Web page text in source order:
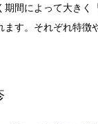
期間によって大きく
ます。それぞれ特徴